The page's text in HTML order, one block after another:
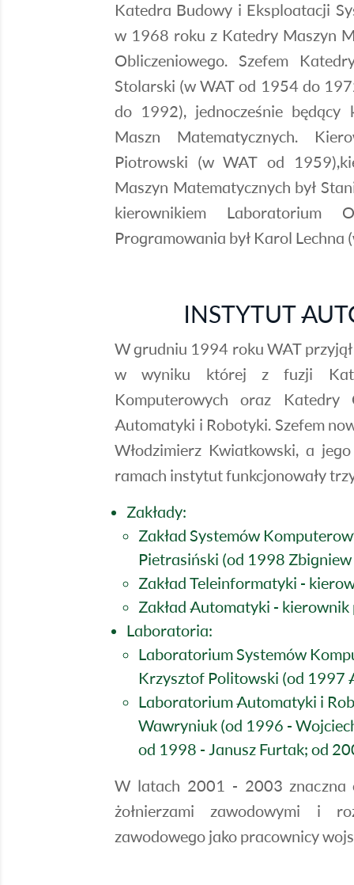
Katedra Budowy i Eksploatacji
w 1968 roku z Katedry Maszyn
Obliczeniowego. Szefem
Stolarski (w WAT od 1954 do
do 1992), jednocześnie będący
Maszn Matematycznych.
Piotrowski (w WAT od
Maszyn Matematycznych był
kierownikiem Laboratorium
Programowania był Karol Lechna
INSTYTUT
W grudniu 1994 roku WAT
w wyniku której z fuzji
Komputerowych oraz Katedry
Automatyki i Robotyki. Szefem
Włodzimierz Kwiatkowski, a
ramach instytut funkcjonowały
Zakłady:
Zakład Systemów
Pietrasiński (od 1998
Zakład Teleinformatyki -
Zakład Automatyki -
Laboratoria:
Laboratorium Systemów
Krzysztof Politowski (od 1997
Laboratorium Automatyki i
Wawryniuk (od 1996 -
od 1998 - Janusz Furtak; od
W latach 2001 - 2003 znaczna
żołnierzami zawodowymi i
zawodowego jako pracownicy